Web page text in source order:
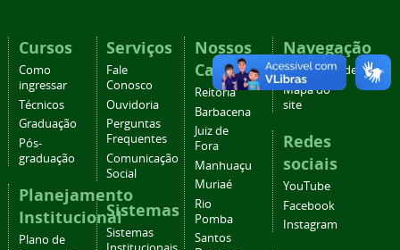
Cursos
Como
ingressar
Técnicos
Graduação
Pós-
graduação
Planejamento
Institucional
Plano de
Serviços
Fale
Conosco
Ouvidoria
Perguntas
Frequentes
Comunicação
Social
Sistemas
Sistemas
Nossos
Campi
Reitoria
Barbacena
Juiz de
Fora
Manhuaçu
Muriaé
Rio
Pomba
Santos
Navegação
Acessibilidade
Mapa do
site
Redes
sociais
YouTube
Facebook
Instagram